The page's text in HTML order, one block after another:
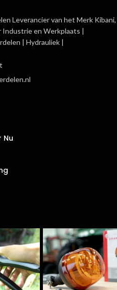
Leverancier van het Merk Kibani,
en Werkplaats |
| Hydrauliek |
Nu